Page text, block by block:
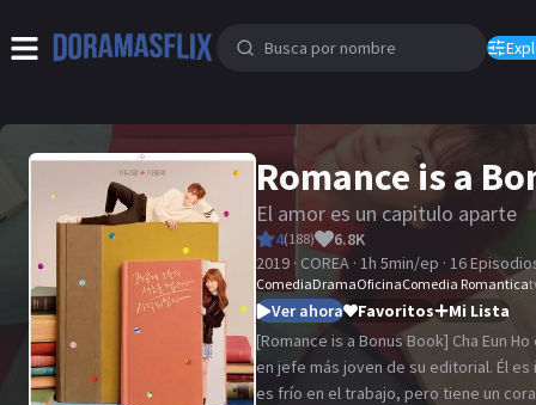
Romance is a
El amor es un capitulo aparte
4(188)
6.8K
2019 · COREA · 1h 5min/ep · 16
ComediaDramaOficinaComedia Romantica
Ver ahora Favoritos
Mi Lista
[Romance is a Bonus Book] Cha Eun
en jefe más joven de su editorial. Él
es frío en el trabajo, pero tiene un